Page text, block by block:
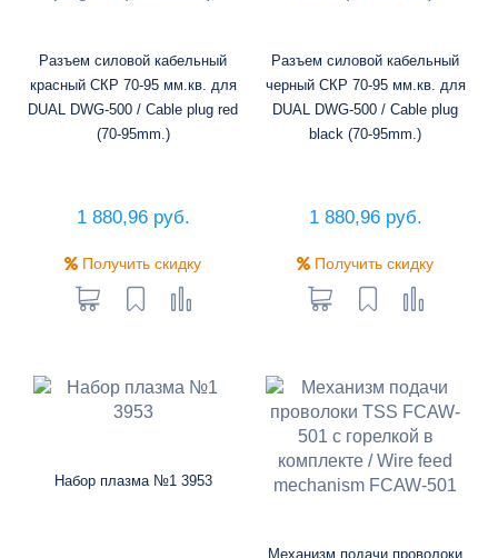
Разъем силовой кабельный
красный СКР 70-95 мм.кв. для
DUAL DWG-500 / Cable plug red
(70-95mm.)
1 880,96 руб.
Получить скидку
Разъем силовой кабельный
черный СКР 70-95 мм.кв. для
DUAL DWG-500 / Cable plug
black (70-95mm.)
1 880,96 руб.
Получить скидку
Набор плазма №1 3953
Механизм подачи проволоки